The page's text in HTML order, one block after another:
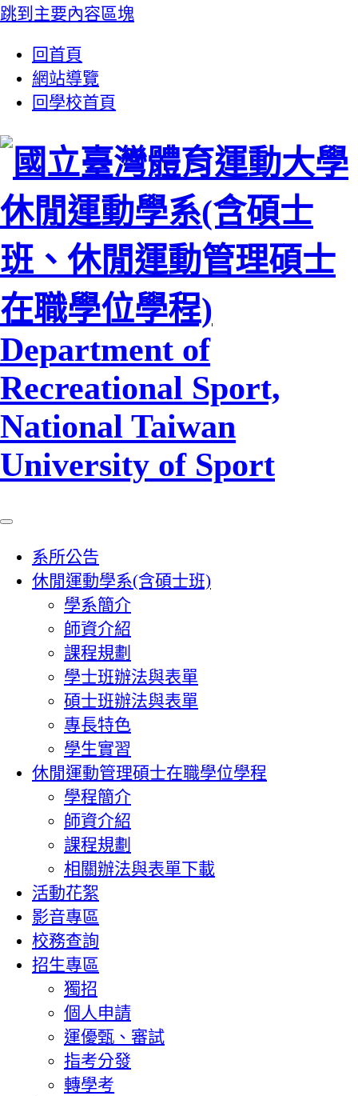
跳到主要內容區塊
回首頁
網站導覽
回學校首頁
休閒運動學系(含碩士
班、休閒運動管理碩士
在職學位學程)
Department of
Recreational Sport,
National Taiwan
University of Sport
系所公告
休閒運動學系(含碩士班)
學系簡介
師資介紹
課程規劃
學士班辦法與表單
碩士班辦法與表單
專長特色
學生實習
休閒運動管理碩士在職學位學程
學程簡介
師資介紹
課程規劃
相關辦法與表單下載
活動花絮
影音專區
校務查詢
招生專區
獨招
個人申請
運優甄、審試
指考分發
轉學考